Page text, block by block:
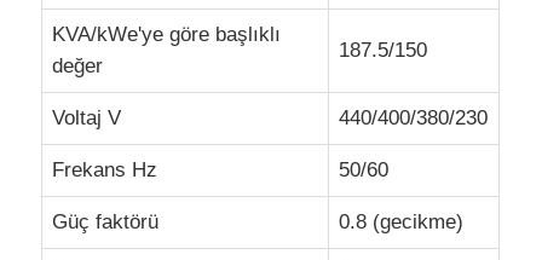
CNG Jeneratör Seti
Jeneratör aksesuarları
Hareketli aydınlatma aracı
KVA/kWe'ye göre başlıklı
değer
187.5/150
Voltaj V 440/400/380/230
Frekans Hz 50/60
Güç faktörü 0.8 (gecikme)